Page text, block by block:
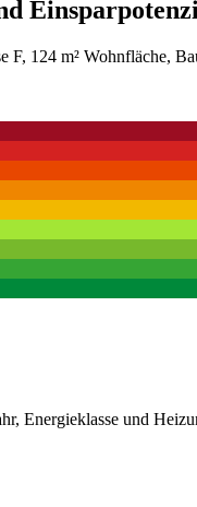
F, 124 m² Wohnfläche,
Energieklasse und